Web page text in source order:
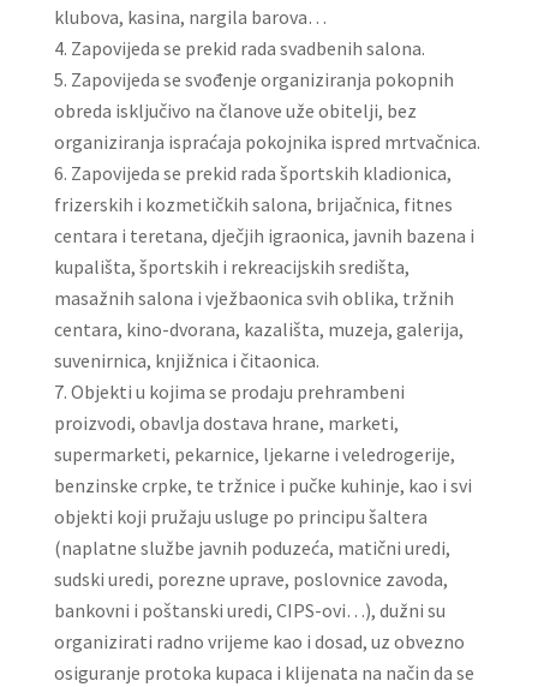
klubova, kasina, nargila barova…
Zapovijeda se prekid rada svadbenih salona.
Zapovijeda se svođenje organiziranja pokopnih
obreda isključivo na članove uže obitelji, bez
organiziranja ispraćaja pokojnika ispred mrtvačnica.
Zapovijeda se prekid rada športskih kladionica,
frizerskih i kozmetičkih salona, brijačnica, fitnes
centara i teretana, dječjih igraonica, javnih bazena i
kupališta, športskih i rekreacijskih središta,
masažnih salona i vježbaonica svih oblika, tržnih
centara, kino-dvorana, kazališta, muzeja, galerija,
suvenirnica, knjižnica i čitaonica.
Objekti u kojima se prodaju prehrambeni
proizvodi, obavlja dostava hrane, marketi,
supermarketi, pekarnice, ljekarne i veledrogerije,
benzinske crpke, te tržnice i pučke kuhinje, kao i svi
objekti koji pružaju usluge po principu šaltera
(naplatne službe javnih poduzeća, matični uredi,
sudski uredi, porezne uprave, poslovnice zavoda,
bankovni i poštanski uredi, CIPS-ovi…), dužni su
organizirati radno vrijeme kao i dosad, uz obvezno
osiguranje protoka kupaca i klijenata na način da se